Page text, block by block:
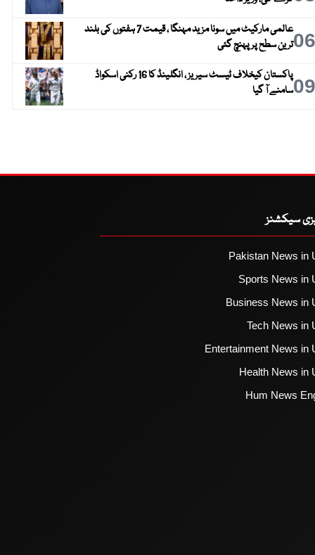
06
عالمی مارکیٹ میں سونا مزید مہنگا ، قیمت 7 ہفتوں کی بلند
ترین سطح پر پہنچ گئی
09
پاکستان کیخلاف ٹیسٹ سیریز ، انگلینڈ کا 16 رکنی اسکواڈ
سامنے آ گیا
سیکشنز
Pakistan News in
Sports News in
Business News in
Tech News in
Entertainment News in
Health News in
Hum News